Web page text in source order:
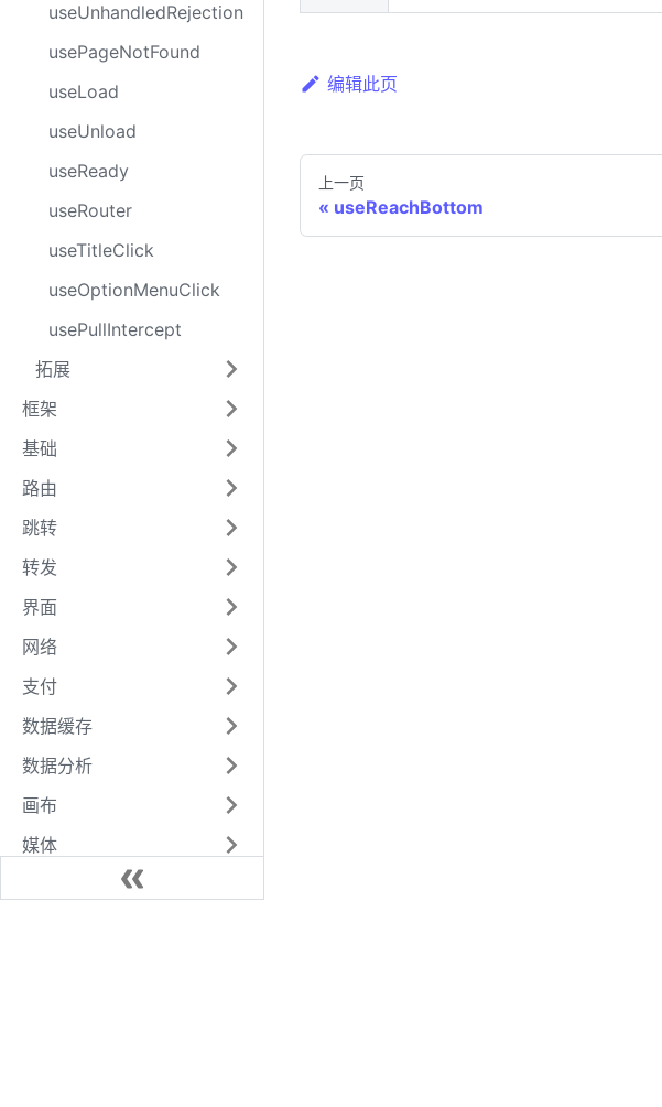
useUnhandledRejection
usePageNotFound
useLoad
useUnload
useReady
useRouter
useTitleClick
useOptionMenuClick
usePullIntercept
拓展
框架
基础
路由
跳转
转发
界面
网络
支付
数据缓存
数据分析
画布
媒体
编辑此页
上一页
useReachBottom